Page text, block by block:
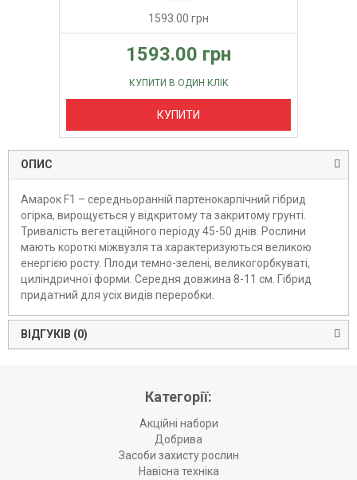
1593.00 грн
1593.00 грн
КУПИТИ В ОДИН КЛІК
КУПИТИ
ОПИС
Амарок F1 – середньоранній партенокарпічний гібрид
огірка, вирощується у відкритому та закритому грунті.
Тривалість вегетаційного періоду 45-50 днів. Рослини
мають короткі міжвузля та характеризуються великою
енергією росту. Плоди темно-зелені, великогорбкуваті,
циліндричної форми. Середня довжина 8-11 см. Гібрид
придатний для усіх видів переробки.
ВІДГУКІВ (0)
Категорії:
Акційні набори
Добрива
Засоби захисту рослин
Навісна техніка